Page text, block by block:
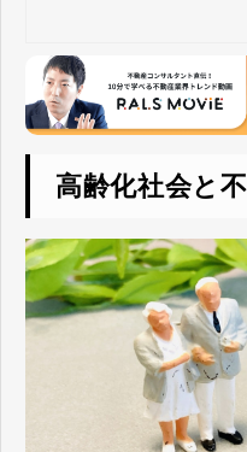
高齢化社会と